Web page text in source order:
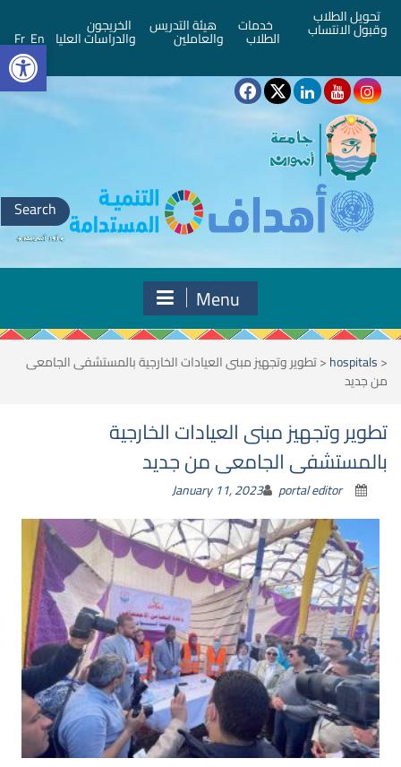
تحويل الطلاب
وقبول الانتساب خدمات
الطلاب
هيئة التدريس
والعاملين
الخريجون
والدراسات العليا En
Fr
Search
for:
Menu
<
hospitals
<تطوير وتجهيز مبنى العيادات الخارجية بالمستشفى الجامعى
من جديد
تطوير وتجهيز مبنى العيادات الخارجية
بالمستشفى الجامعى من جديد
January 11, 2023 portal editor